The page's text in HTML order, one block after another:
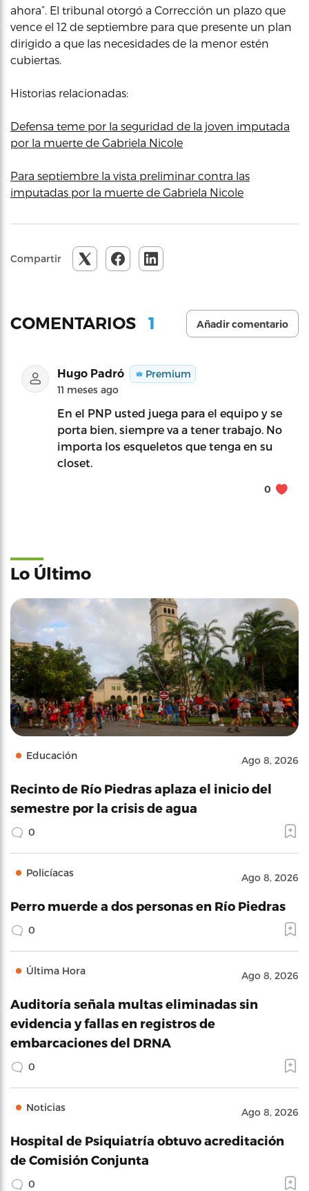
ahora”. El tribunal otorgó a Corrección un plazo que
vence el 12 de septiembre para que presente un plan
dirigido a que las necesidades de la menor estén
cubiertas.
Historias relacionadas:
Defensa teme por la seguridad de la joven imputada
por la muerte de Gabriela Nicole
Para septiembre la vista preliminar contra las
imputadas por la muerte de Gabriela Nicole
Compartir
COMENTARIOS 1 Añadir comentario
Hugo Padró
Premium
11 meses ago
En el PNP usted juega para el equipo y se
porta bien, siempre va a tener trabajo. No
importa los esqueletos que tenga en su
closet.
0
Lo Último
Educación Ago 8, 2026
Recinto de Río Piedras aplaza el inicio del
semestre por la crisis de agua
0
Policíacas Ago 8, 2026
Perro muerde a dos personas en Río Piedras
0
Última Hora Ago 8, 2026
Auditoría señala multas eliminadas sin
evidencia y fallas en registros de
embarcaciones del DRNA
0
Noticias Ago 8, 2026
Hospital de Psiquiatría obtuvo acreditación
de Comisión Conjunta
0